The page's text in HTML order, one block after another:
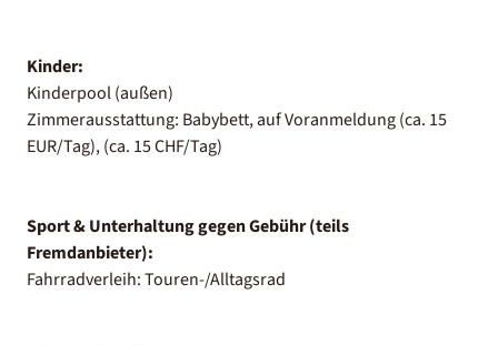
Kinder:
Kinderpool (außen)
Zimmerausstattung: Babybett, auf Voranmeldung (ca. 15
EUR/Tag), (ca. 15 CHF/Tag)
Sport & Unterhaltung gegen Gebühr (teils
Fremdanbieter):
Fahrradverleih: Touren-/Alltagsrad